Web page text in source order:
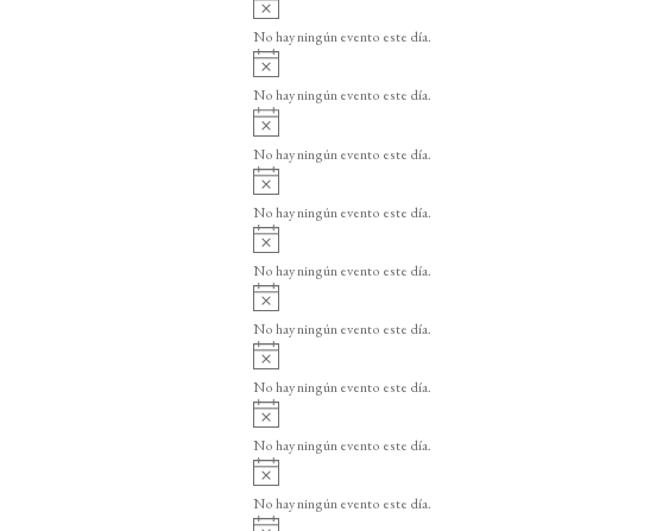
o
v
i
o
No hay ningún evento este día.
v
i
o
No hay ningún evento este día.
A
v
i
o
No hay ningún evento este día.
A
v
i
o
No hay ningún evento este día.
A
v
i
o
No hay ningún evento este día.
v
i
o
No hay ningún evento este día.
v
i
o
No hay ningún evento este día.
v
i
o
No hay ningún evento este día.
v
i
No hay ningún evento este día.